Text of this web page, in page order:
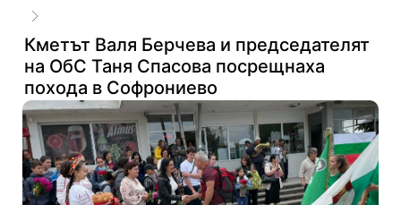
Кметът Валя Берчева и председателят
на ОбС Таня Спасова посрещнаха
похода в Софрониево